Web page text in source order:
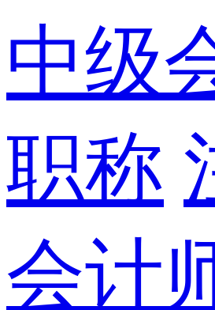
中级
职称
会计